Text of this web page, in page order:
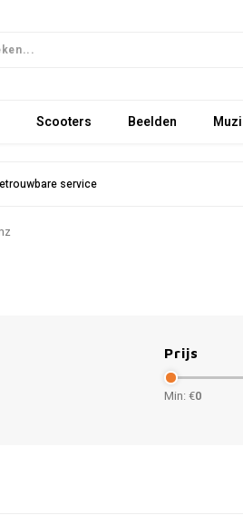
Scooters Beelden
service
Prijs
Min: €0